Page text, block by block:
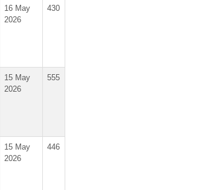
16 May
2026
430
15 May
2026
555
15 May
2026
446